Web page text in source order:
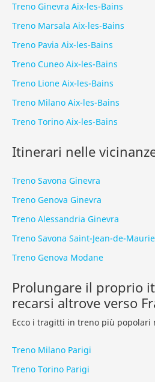
Treno Ginevra Aix-les-Bains
Treno Marsala Aix-les-Bains
Treno Pavia Aix-les-Bains
Treno Cuneo Aix-les-Bains
Treno Lione Aix-les-Bains
Treno Milano Aix-les-Bains
Treno Torino Aix-les-Bains
Itinerari nelle
Treno Savona Ginevra
Treno Genova Ginevra
Treno Alessandria Ginevra
Treno Savona Saint-Jean-de-
Treno Genova Modane
Prolungare il proprio
recarsi altrove verso
Ecco i tragitti in treno più popolari
Treno Milano Parigi
Treno Torino Parigi